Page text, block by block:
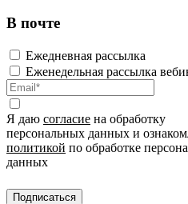
В почте
Ежедневная рассылка
Еженедельная рассылка
Я даю согласие на обработку
персональных данных и
политикой по обработке
данных
Подписаться